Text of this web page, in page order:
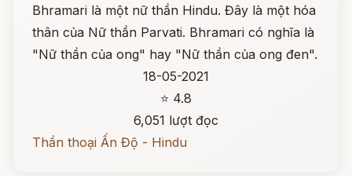
Bhramari là một nữ thần Hindu. Đây là một hóa
thân của Nữ thần Parvati. Bhramari có nghĩa là
"Nữ thần của ong" hay "Nữ thần của ong đen".
18-05-2021
⭐ 4.8
6,051 lượt đọc
Thần thoại Ấn Độ - Hindu